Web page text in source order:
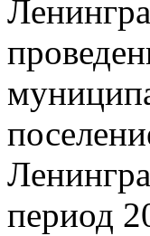
период